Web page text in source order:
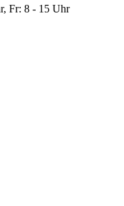
Fr: 8 - 15 Uhr